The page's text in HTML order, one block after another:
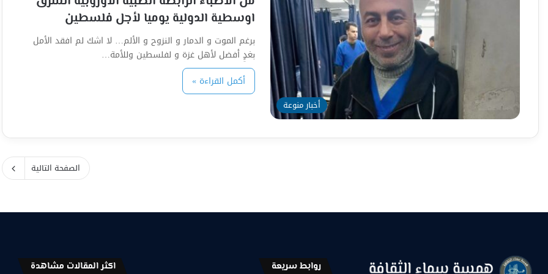
أخبار منوعة
اوسطية الدولية يوميا لأجل فلسطين
برغم الموت و الدمار و النزوح و الألم… لا اشك لم افقد الأمل
بغدٍِ أفضل لأهل غزة و لفلسطين وللأمة…
أكمل القراءة »
الصفحة التالية
روابط سريعة اكثر المقالات مشاهدة